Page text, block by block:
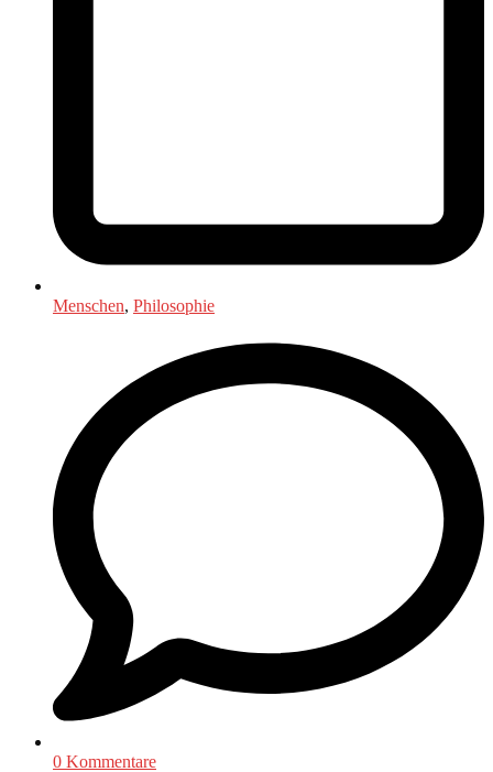
Menschen, Philosophie
0 Kommentare